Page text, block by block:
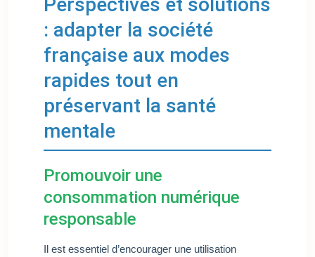
: adapter la société
française aux modes
rapides tout en
préservant la santé
mentale
Promouvoir une
consommation numérique
responsable
Il est essentiel d’encourager une utilisation